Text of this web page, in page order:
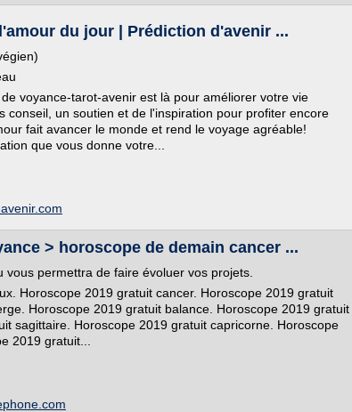
du jour | Prédiction d'avenir ...
voyance-tarot-avenir est là pour améliorer votre vie
conseil, un soutien et de l'inspiration pour profiter encore
fait avancer le monde et rend le voyage agréable!
que vous donne votre...
> horoscope de demain cancer ...
permettra de faire évoluer vos projets.
Horoscope 2019 gratuit cancer. Horoscope 2019 gratuit
Horoscope 2019 gratuit balance. Horoscope 2019 gratuit
sagittaire. Horoscope 2019 gratuit capricorne. Horoscope
2019 gratuit...